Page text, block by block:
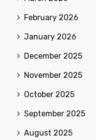
February 2026
January 2026
December 2025
November 2025
October 2025
September 2025
August 2025